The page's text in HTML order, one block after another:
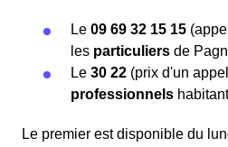
Le 09 69 32 15 15
les particuliers de
Le 30 22 (prix d'un
professionnels
Le premier est disponible du